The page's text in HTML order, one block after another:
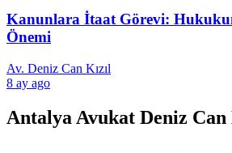
Kanunlara İtaat Görevi:
Önemi
Av. Deniz Can Kızıl
8 ay ago
Antalya Avukat Deniz Can